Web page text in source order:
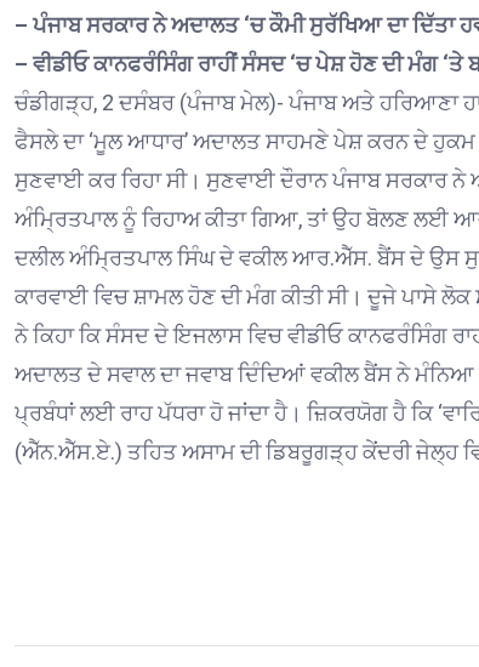
– ਪੰਜਾਬ ਸਰਕਾਰ ਨੇ ਅਦਾਲਤ ‘ਚ ਕੌਮੀ ਸੁਰੱਖਿਆ ਦਾ ਦਿੱਤਾ
– ਵੀਡੀਓ ਕਾਨਫਰੰਸਿੰਗ ਰਾਹੀਂ ਸੰਸਦ ‘ਚ ਪੇਸ਼ ਹੋਣ ਦੀ ਮੰਗ ‘ਤੇ
ਚੰਡੀਗੜ੍ਹ, 2 ਦਸੰਬਰ (ਪੰਜਾਬ ਮੇਲ)- ਪੰਜਾਬ ਅਤੇ ਹਰਿਆਣਾ
ਫੈਸਲੇ ਦਾ ‘ਮੂਲ ਆਧਾਰ’ ਅਦਾਲਤ ਸਾਹਮਣੇ ਪੇਸ਼ ਕਰਨ ਦੇ ਹੁਕਮ
ਸੁਣਵਾਈ ਕਰ ਰਿਹਾ ਸੀ। ਸੁਣਵਾਈ ਦੌਰਾਨ ਪੰਜਾਬ ਸਰਕਾਰ
ਅੰਮ੍ਰਿਤਪਾਲ ਨੂੰ ਰਿਹਾਅ ਕੀਤਾ ਗਿਆ, ਤਾਂ ਉਹ ਬੋਲਣ ਲਈ
ਦਲੀਲ ਅੰਮ੍ਰਿਤਪਾਲ ਸਿੰਘ ਦੇ ਵਕੀਲ ਆਰ.ਐੱਸ. ਬੈਂਸ ਦੇ ਉਸ
ਕਾਰਵਾਈ ਵਿਚ ਸ਼ਾਮਲ ਹੋਣ ਦੀ ਮੰਗ ਕੀਤੀ ਸੀ। ਦੂਜੇ ਪਾਸੇ
ਨੇ ਕਿਹਾ ਕਿ ਸੰਸਦ ਦੇ ਇਜਲਾਸ ਵਿਚ ਵੀਡੀਓ ਕਾਨਫਰੰਸਿੰਗ
ਅਦਾਲਤ ਦੇ ਸਵਾਲ ਦਾ ਜਵਾਬ ਦਿੰਦਿਆਂ ਵਕੀਲ ਬੈਂਸ ਨੇ ਮੰਨਿਆ
ਪ੍ਰਬੰਧਾਂ ਲਈ ਰਾਹ ਪੱਧਰਾ ਹੋ ਜਾਂਦਾ ਹੈ। ਜ਼ਿਕਰਯੋਗ ਹੈ ਕਿ
(ਐੱਨ.ਐੱਸ.ਏ.) ਤਹਿਤ ਅਸਾਮ ਦੀ ਡਿਬਰੂਗੜ੍ਹ ਕੇਂਦਰੀ ਜੇਲ੍ਹ